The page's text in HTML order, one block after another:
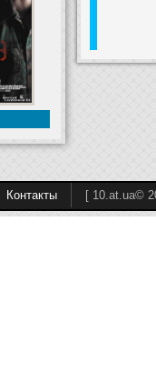
Контакты [ 10.at.ua©